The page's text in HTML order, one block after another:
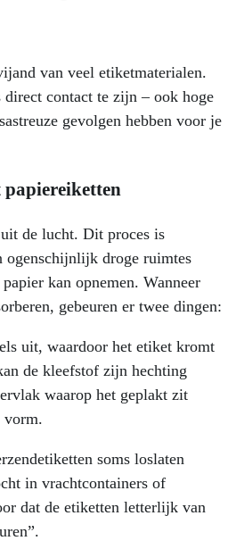
van veel etiketmaterialen.
direct contact te zijn – ook hoge
gevolgen hebben voor je
papiereiketten
de lucht. Dit proces is
droge ruimtes
kan opnemen. Wanneer
gebeuren er twee dingen:
uit, waardoor het etiket kromt
de kleefstof zijn hechting
waarop het geplakt zit
vorm.
soms loslaten
in vrachtcontainers of
dat de etiketten letterlijk van